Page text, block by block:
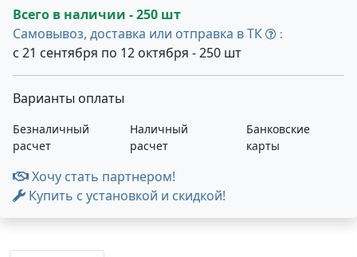
Всего в наличии - 250 шт
Самовывоз, доставка или отправка в ТК
:
с 21 сентября по 12 октября - 250 шт
Варианты оплаты
Безналичный
расчет
Наличный
расчет
Банковские
карты
Хочу стать партнером!
Купить с установкой и скидкой!